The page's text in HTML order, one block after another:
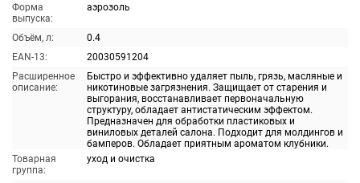
Форма
выпуска:
аэрозоль
Объём, л:
0.4
EAN-13:
20030591204
Расширенное
описание:
Быстро и эффективно удаляет пыль, грязь, масляные и
никотиновые загрязнения. Защищает от старения и
выгорания, восстанавливает первоначальную
структуру, обладает антистатическим эффектом.
Предназначен для обработки пластиковых и
виниловых деталей салона. Подходит для молдингов и
бамперов. Обладает приятным ароматом клубники.
Товарная
группа:
уход и очистка